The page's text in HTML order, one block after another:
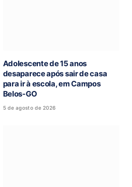
Adolescente de 15 anos
desaparece após sair de casa
para ir à escola, em Campos
Belos-GO
5 de agosto de 2026